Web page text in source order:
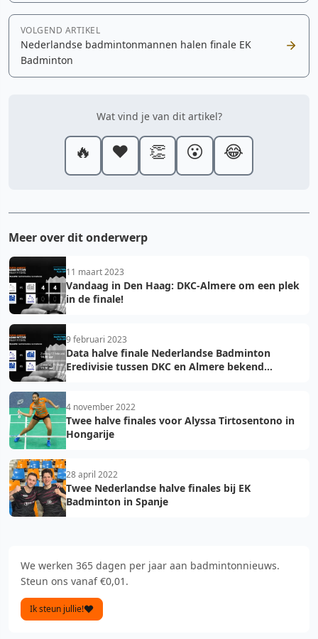
VOLGEND ARTIKEL
Nederlandse badmintonmannen halen finale EK
Badminton
Wat vind je van dit artikel?
🔥 ❤️ 👏 😮 😂
Meer over dit onderwerp
11 maart 2023
Vandaag in Den Haag: DKC-Almere om een plek
in de finale!
9 februari 2023
Data halve finale Nederlandse Badminton
Eredivisie tussen DKC en Almere bekend
4 november 2022
Twee halve finales voor Alyssa Tirtosentono in
Hongarije
28 april 2022
Twee Nederlandse halve finales bij EK
Badminton in Spanje
We werken 365 dagen per jaar aan badmintonnieuws.
Steun ons vanaf €0,01.
Ik steun jullie!